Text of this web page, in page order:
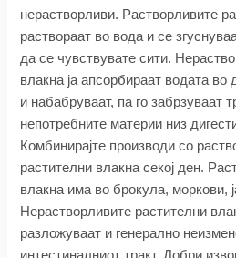
нерастворливи. Растворливите
раствораат во вода и се
да се чувствувате сити.
влакна ја апсорбираат водата во
и набабруваат, па го забрзуваат
непотребните материи низ
Комбинирајте производи со
растителни влакна секој ден.
влакна има во брокула, моркови,
Нерастворливите растителни
разложуваат и генерално
интестиналниот тракт. Добри